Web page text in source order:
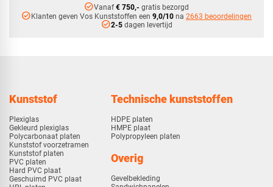
check_circleVanaf€ 750,- gratis bezorgd
check_circleKlanten geven Vos Kunststoffen een 9,0/10 na 2663 beoordelingen
check_circle2-5dagen levertijd
Kunststof
Plexiglas
Gekleurd plexiglas
Polycarbonaat platen
Kunststof voorzetramen
Kunststof platen
PVC platen
Hard PVC plaat
Geschuimd PVC plaat
Technische kunststoffen
HDPE platen
HMPE plaat
Polypropyleen platen
Overig
Gevelbekleding